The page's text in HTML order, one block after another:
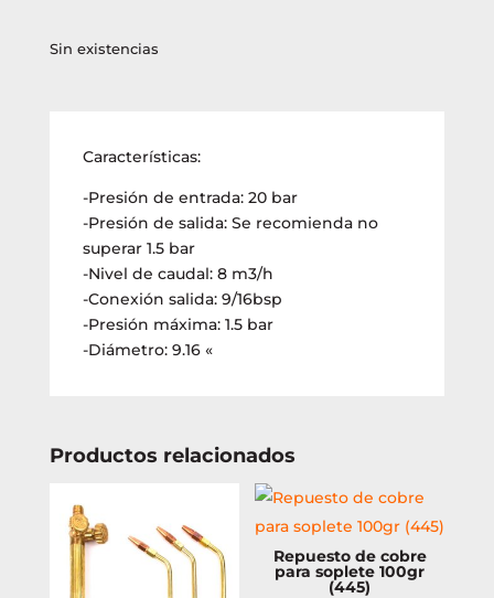
Sin existencias
Características:
-Presión de entrada: 20 bar
-Presión de salida: Se recomienda no
superar 1.5 bar
-Nivel de caudal: 8 m3/h
-Conexión salida: 9/16bsp
-Presión máxima: 1.5 bar
-Diámetro: 9.16 «
Productos relacionados
Repuesto de cobre
para soplete 100gr
(445)